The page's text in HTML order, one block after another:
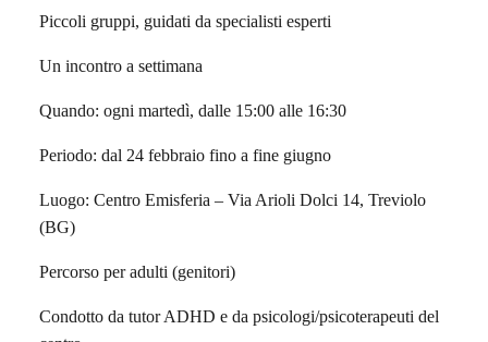
Piccoli gruppi, guidati da specialisti esperti
Un incontro a settimana
Quando: ogni martedì, dalle 15:00 alle 16:30
Periodo: dal 24 febbraio fino a fine giugno
Luogo: Centro Emisferia – Via Arioli Dolci 14, Treviolo
(BG)
Percorso per adulti (genitori)
Condotto da tutor ADHD e da psicologi/psicoterapeuti del